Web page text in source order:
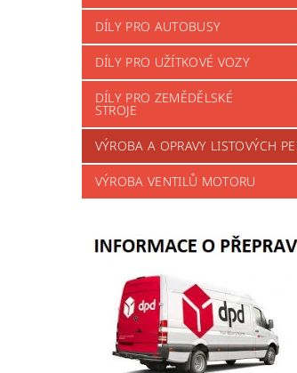
DÍLY PRO AUTOBUSY
DÍLY PRO UŽÍTKOVÉ VOZY
DÍLY PRO ZEMĚDĚLSKÉ
STROJE
VÝROBA A OPRAVY LISTOVÝCH
VÝROBA VENTILŮ MOTORU